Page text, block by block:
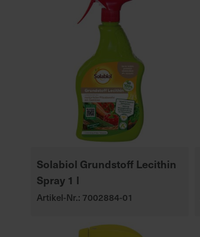
Solabiol Grundstoff Lecithin
Spray 1 l
Artikel-Nr.: 7002884-01